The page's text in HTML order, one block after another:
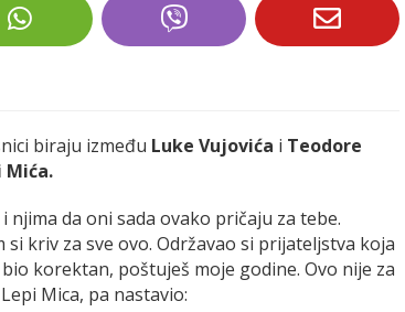
biraju između Luke Vujovića i Teodore
Mića.
njima da oni sada ovako pričaju za tebe.
kriv za sve ovo. Održavao si prijateljstva koja
korektan, poštuješ moje godine. Ovo nije za
Mica, pa nastavio: